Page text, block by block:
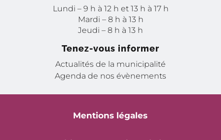
Lundi – 9 h à 12 h et 13 h à 17 h
Mardi – 8 h à 13 h
Jeudi – 8 h à 13 h
Tenez-vous informer
Actualités de la municipalité
Agenda de nos évènements
Mentions légales